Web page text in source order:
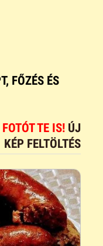
FŐZÉS ÉS
TE IS! ÚJ
KÉP FELTÖLTÉS